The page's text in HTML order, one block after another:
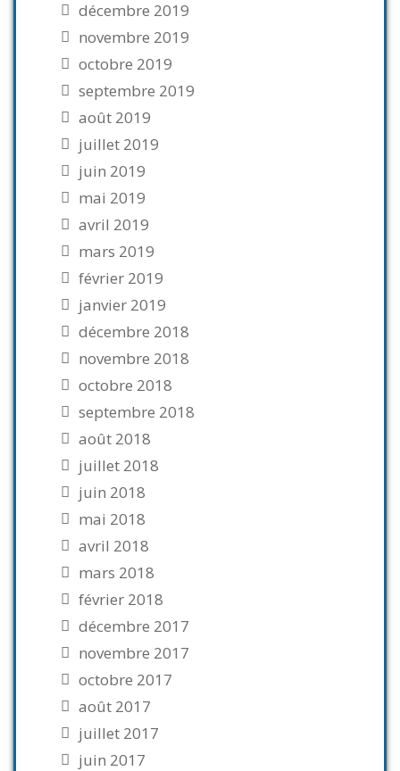
décembre 2019
novembre 2019
octobre 2019
septembre 2019
août 2019
juillet 2019
juin 2019
mai 2019
avril 2019
mars 2019
février 2019
janvier 2019
décembre 2018
novembre 2018
octobre 2018
septembre 2018
août 2018
juillet 2018
juin 2018
mai 2018
avril 2018
mars 2018
février 2018
décembre 2017
novembre 2017
octobre 2017
août 2017
juillet 2017
juin 2017